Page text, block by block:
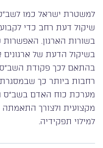
למשטרת ישראל כמו
שיקול דעת רחב כדי
בשורות הארגון.
בשיקול הדעת של
בהתאם לכך פקודת השב”ס
רחבות ביותר כך שבמסגרת
מערכת כוח האדם בשב”ס
מקצועית ולצורך
למילוי תפקידיה.